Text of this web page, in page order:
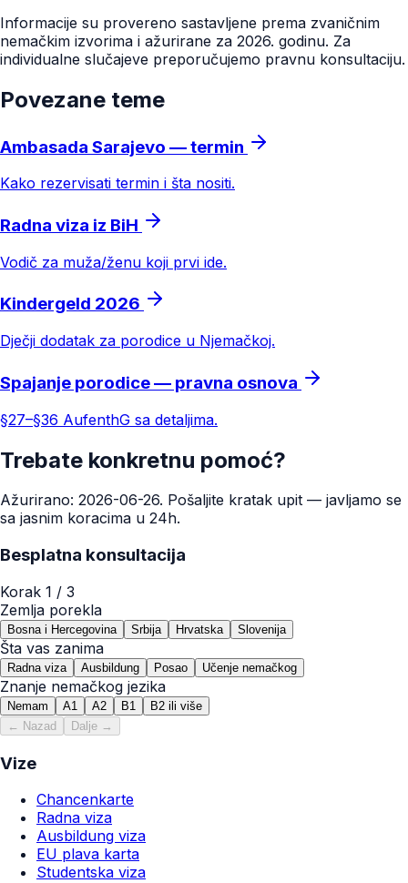
Informacije su provereno sastavljene prema zvaničnim
nemačkim izvorima i ažurirane za 2026. godinu. Za
individualne slučajeve preporučujemo pravnu konsultaciju.
Povezane teme
Ambasada Sarajevo — termin
Kako rezervisati termin i šta nositi.
Radna viza iz BiH
Vodič za muža/ženu koji prvi ide.
Kindergeld 2026
Dječji dodatak za porodice u Njemačkoj.
Spajanje porodice — pravna osnova
§27–§36 AufenthG sa detaljima.
Trebate konkretnu pomoć?
Ažurirano: 2026-06-26. Pošaljite kratak upit — javljamo se
sa jasnim koracima u 24h.
Besplatna konsultacija
Korak 1 / 3
Zemlja porekla
Bosna i Hercegovina Srbija Hrvatska Slovenija
Šta vas zanima
Radna viza Ausbildung Posao Učenje nemačkog
Znanje nemačkog jezika
Nemam A1 A2 B1
B2 ili više
← Nazad
Dalje →
Vize
Chancenkarte
Radna viza
Ausbildung viza
EU plava karta
Studentska viza